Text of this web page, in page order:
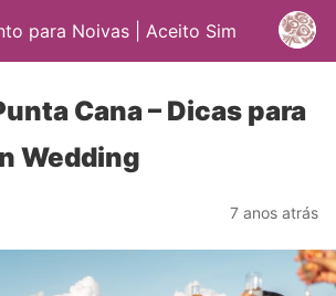
para Noivas | Aceito Sim
Cana – Dicas para
Wedding
7 anos atrás